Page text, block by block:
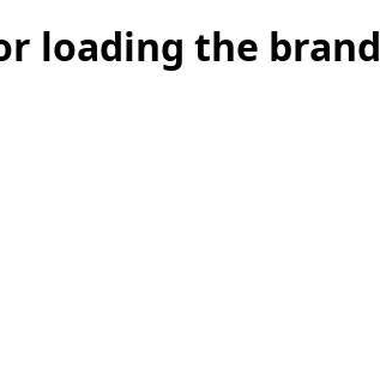
loading the brand